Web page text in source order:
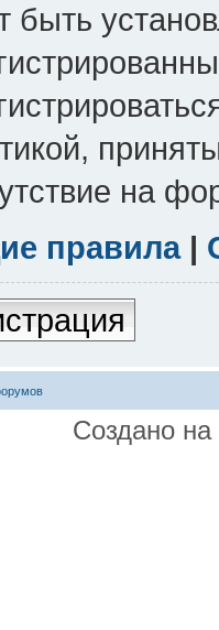
быть
на
правила|
Создано на